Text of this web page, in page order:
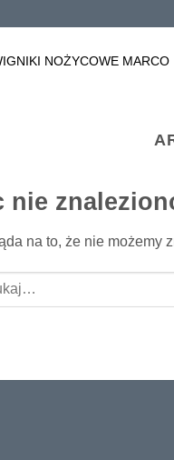
NOŻYCOWE MARCO
nie
na to, że nie możemy